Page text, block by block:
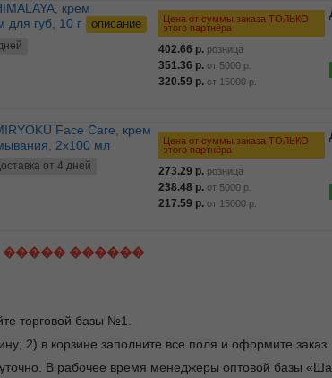
для губ, 10 г
описание
Цена от суммы заказа ТОЛЬКО
этого партнёра
402.66 р. розница
351.36 р. от 5000 р.
320.59 р. от 15000 р.
2х100 мл
от 4 дней
Цена от суммы заказа ТОЛЬКО
этого партнёра
273.29 р. розница
238.48 р. от 5000 р.
217.59 р. от 15000 р.
����� ������
торговой базы №1.
2) в корзине заполните все поля и оформите заказ.
В рабочее время менеджеры оптовой базы